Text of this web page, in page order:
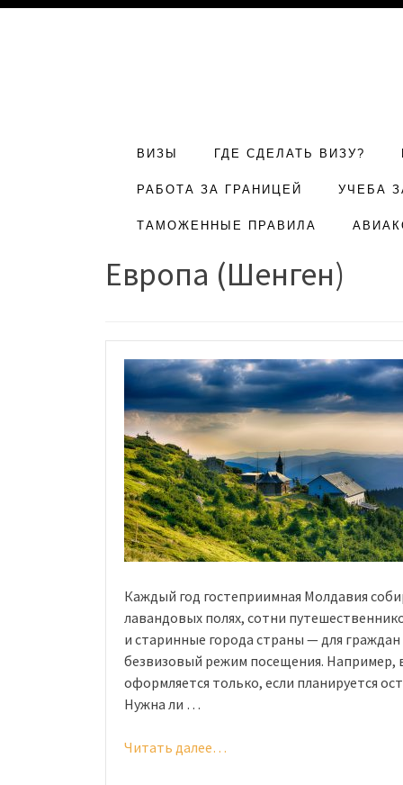
ВИЗЫ ГДЕ СДЕЛАТЬ ВИЗУ?
РАБОТА ЗА ГРАНИЦЕЙ УЧЕБА
ТАМОЖЕННЫЕ ПРАВИЛА
Европа (Шенген)
Каждый год гостеприимная Молдавия
лавандовых полях, сотни
и старинные города страны — для
безвизовый режим посещения. Например,
оформляется только, если планируется
Нужна ли …
Читать далее…